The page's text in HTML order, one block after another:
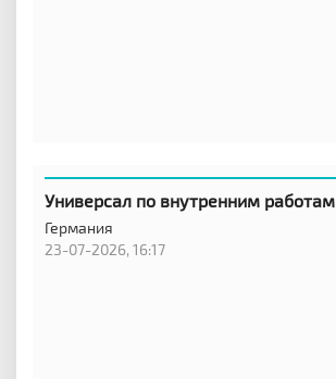
Универсал по внутренним работам
Германия
23-07-2026, 16:17